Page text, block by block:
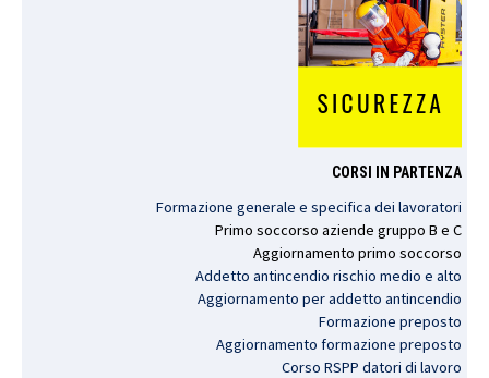
CORSI IN PARTENZA
Formazione generale e specifica dei lavoratori
Primo soccorso aziende gruppo B e C
Aggiornamento primo soccorso
Addetto antincendio rischio medio e alto
Aggiornamento per addetto antincendio
Formazione preposto
Aggiornamento formazione preposto
Corso RSPP datori di lavoro